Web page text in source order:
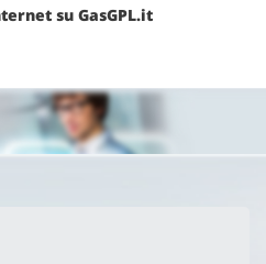
su GasGPL.it